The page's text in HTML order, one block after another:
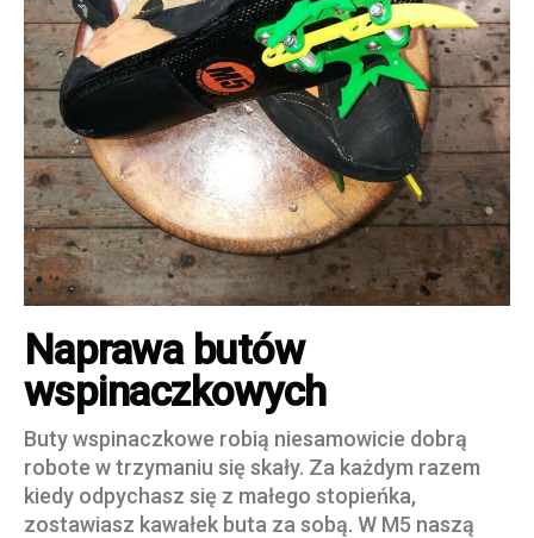
Naprawa butów
wspinaczkowych
Buty wspinaczkowe robią niesamowicie dobrą
robote w trzymaniu się skały. Za każdym razem
kiedy odpychasz się z małego stopieńka,
zostawiasz kawałek buta za sobą. W M5 naszą